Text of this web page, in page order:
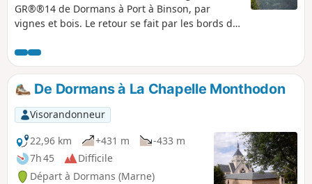
GR®®14 de Dormans à Port à Binson, par
vignes et bois. Le retour se fait par les bords de
plus agréable. Elle est longue mais pas difficile,
car il y a peu de dénivelé.
De Dormans à La Chapelle Monthodon
Visorandonneur
22,96 km
+431 m
-433 m
7h 45
Difficile
Départ à Dormans (Marne)